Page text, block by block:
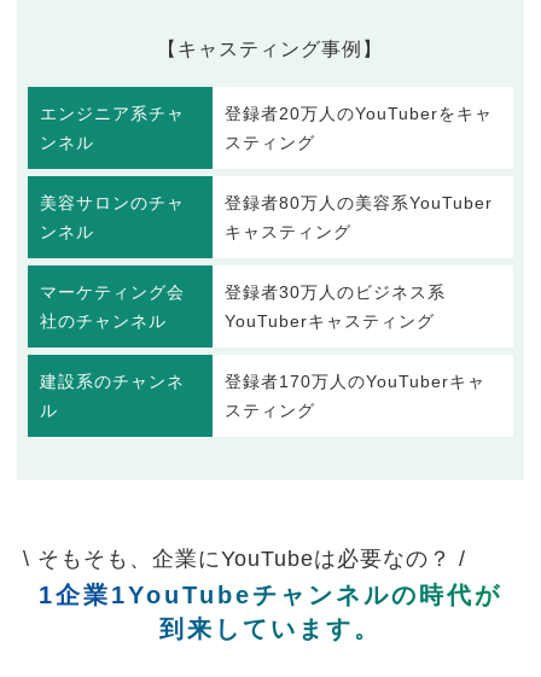
【キャスティング事例】
エンジニア系チャ
ンネル
登録者20万人のYouTuberをキャ
スティング
美容サロンのチャ
ンネル
登録者80万人の美容系YouTuber
キャスティング
マーケティング会
社のチャンネル
登録者30万人のビジネス系
YouTuberキャスティング
建設系のチャンネ
ル
登録者170万人のYouTuberキャ
スティング
\ そもそも、企業にYouTubeは必要なの？ /
1企業1YouTubeチャンネルの時代が
到来しています。